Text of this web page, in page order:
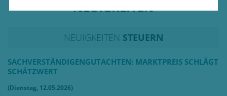
NEUIGKEITEN
NEUIGKEITEN STEUERN
SACHVERSTÄNDIGENGUTACHTEN: MARKTPREIS SCHLÄGT
SCHÄTZWERT
(Dienstag, 12.05.2026)